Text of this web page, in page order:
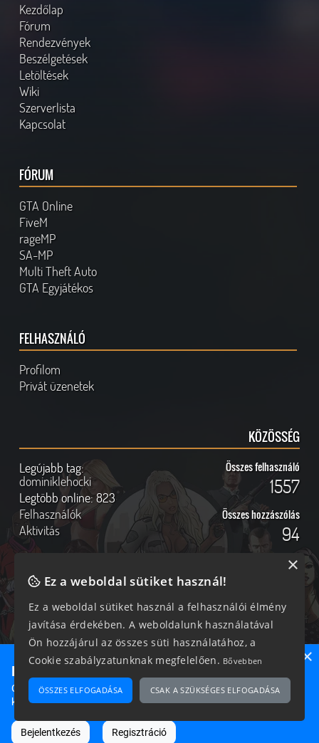
Kezdőlap
Fórum
Rendezvények
Beszélgetések
Letöltések
Wiki
Szerverlista
Kapcsolat
FÓRUM
GTA Online
FiveM
rageMP
SA-MP
Multi Theft Auto
GTA Egyjátékos
FELHASZNÁLÓ
Profilom
Privát üzenetek
KÖZÖSSÉG
Legújabb tag:
dominiklehocki
Legtöbb online:823
Felhasználók
Aktivitás
Összes felhasználó
1557
Összes hozzászólás
94
Online felhasználók
325 vendég, 0 tag
Kövess Minket!
2026 © Magyar GTA Közösség
hozzájárulásával és a forrás megjelölésével használhatóak fel.
Ne maradj le semmiről!
Csatlakozz most hozzánk, hogy megtudd, milyen egy igazi
közösséghez tartozni!
Bejelentkezés Regisztráció
×
Ez a weboldal sütiket használ!
Ez a weboldal sütiket használ a felhasználói élmény
javítása érdekében. A weboldalunk használatával
Ön hozzájárul az összes süti használatához, a
Cookie szabályzatunknak megfelelően. Bővebben
ÖSSZES ELFOGADÁSA CSAK A SZÜKSÉGES ELFOGADÁSA
×